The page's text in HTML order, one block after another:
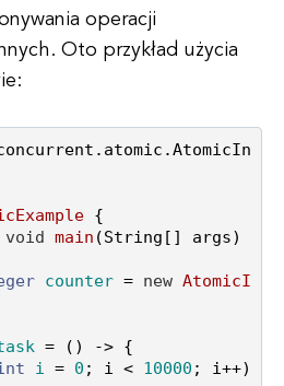
operacji
Oto przykład użycia
{
void main (String[] args)
counter = new AtomicI
= () -> {
i = 0 ; i < 10000 ; i++)